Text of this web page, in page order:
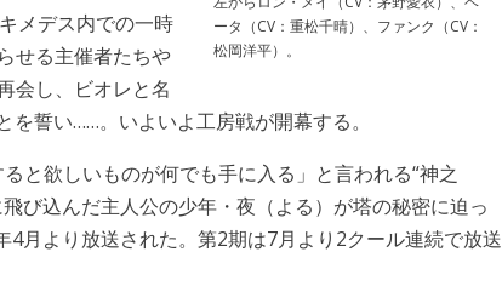
ータ（CV：重松千晴）、ファンク（CV：
松岡洋平）。
メデス内での一時
せる主催者たちや
会し、ビオレと名
誓い……。いよいよ工房戦が開幕する。
と欲しいものが何でも手に入る」と言われる“神之
び込んだ主人公の少年・夜（よる）が塔の秘密に迫っ
月より放送された。第2期は7月より2クール連続で放送